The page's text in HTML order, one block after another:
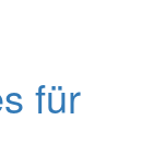
für